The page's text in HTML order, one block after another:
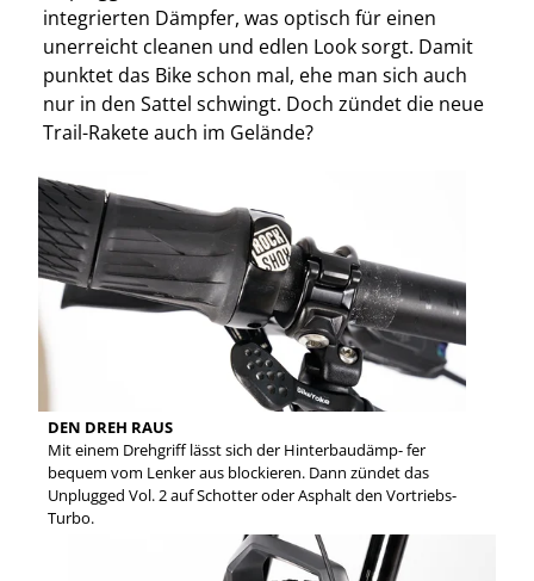
integrierten Dämpfer, was optisch für einen
unerreicht cleanen und edlen Look sorgt. Damit
punktet das Bike schon mal, ehe man sich auch
nur in den Sattel schwingt. Doch zündet die neue
Trail-Rakete auch im Gelände?
DEN DREH RAUS
Mit einem Drehgriff lässt sich der Hinterbaudämp- fer
bequem vom Lenker aus blockieren. Dann zündet das
Unplugged Vol. 2 auf Schotter oder Asphalt den Vortriebs-
Turbo.